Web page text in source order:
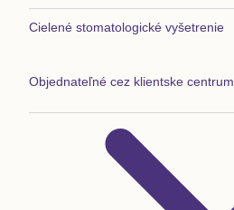
Cielené stomatologické vyšetrenie
Objednateľné cez klientske centrum